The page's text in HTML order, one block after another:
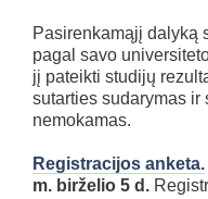
Pasirenkamąjį dalyką
pagal savo
jį pateikti studijų
sutarties sudarymas ir
nemokamas.
Registracijos anketa.
m. birželio 5 d.